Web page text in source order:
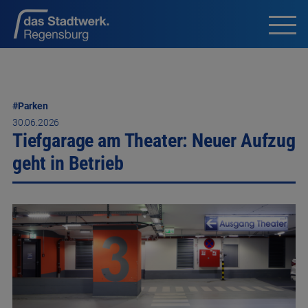
#Parken
30.06.2026
Tiefgarage am Theater: Neuer Aufzug
geht in Betrieb